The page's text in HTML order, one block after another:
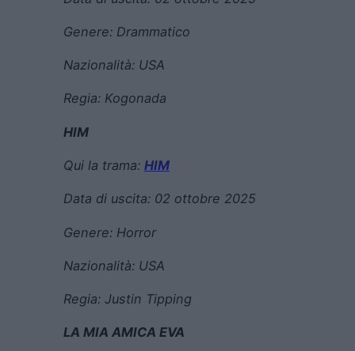
Genere: Drammatico
Nazionalità: USA
Regia: Kogonada
HIM
Qui la trama: HIM
Data di uscita: 02 ottobre 2025
Genere: Horror
Nazionalità: USA
Regia: Justin Tipping
LA MIA AMICA EVA